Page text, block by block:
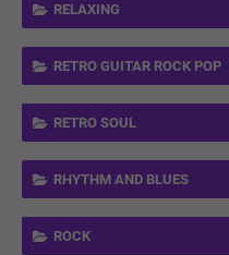
RELAXING
RETRO GUITAR ROCK POP
RETRO SOUL
RHYTHM AND BLUES
ROCK